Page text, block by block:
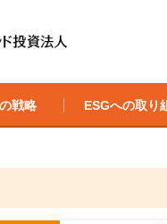
戦略 ESGへの取り